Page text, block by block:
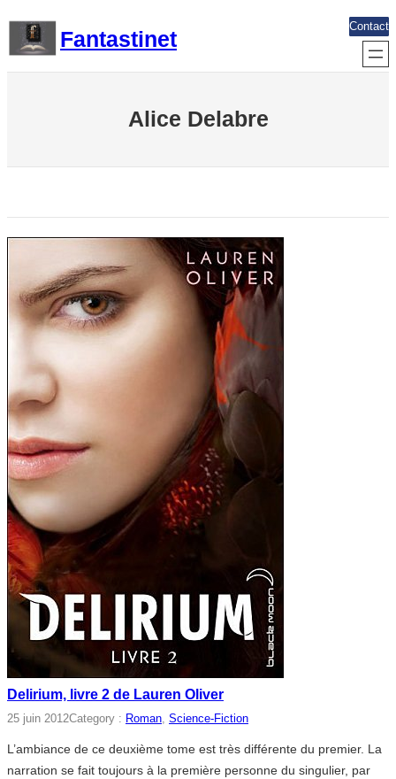
contenu
Fantastinet
Contact
Alice Delabre
Delirium, livre 2 de Lauren Oliver
25 juin 2012Category : Roman, Science-Fiction
L’ambiance de ce deuxième tome est très différente du premier. La
narration se fait toujours à la première personne du singulier, par